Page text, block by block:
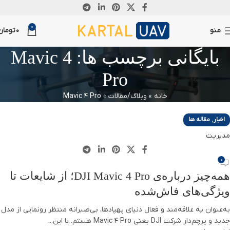
منو 0
0
بایگانی برچسب ها: Mavic 4
Pro
خانه » وبلاگ/مقالات»
Mavic 4 Pro
مارس
اخبار, مقاله ها
مدیریت
0
همه‌چیز درباره‌ی DJI Mavic 4 Pro؛ از شایعات تا
ویژگی‌های فاش‌شده
به‌عنوان یه علاقه‌مند و فعال دنیای پهپادها، بی‌صبرانه منتظر رونمایی از مدل
جدید و پرچم‌دار شرکت DJI یعنی Mavic 4 Pro هستم. با این...